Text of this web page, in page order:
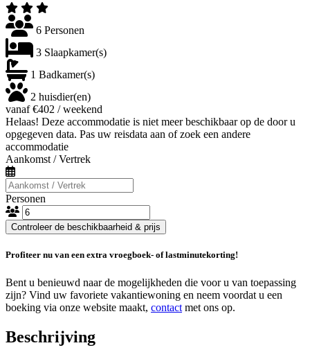
6 Personen
3 Slaapkamer(s)
1 Badkamer(s)
2 huisdier(en)
vanaf €402 / weekend
Helaas! Deze accommodatie is niet meer beschikbaar op de door u
opgegeven data. Pas uw reisdata aan of zoek een andere
accommodatie
Aankomst / Vertrek
Personen
Controleer de beschikbaarheid & prijs
Profiteer nu van een extra vroegboek- of lastminutekorting!
Bent u benieuwd naar de mogelijkheden die voor u van toepassing
zijn? Vind uw favoriete vakantiewoning en neem voordat u een
boeking via onze website maakt, contact met ons op.
Beschrijving